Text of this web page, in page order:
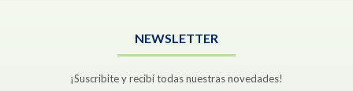
NEWSLETTER
¡Suscribite y recibí todas nuestras novedades!